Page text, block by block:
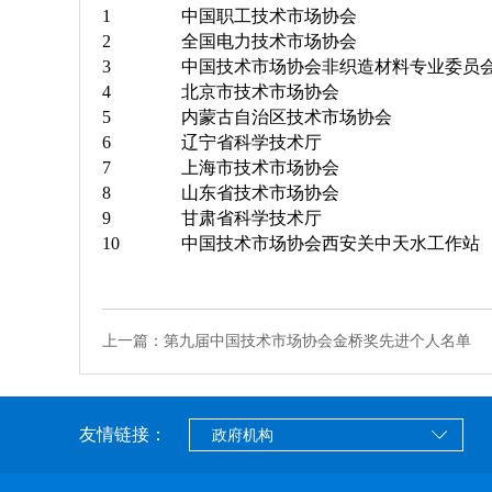
1
中国职工技术市场协会
2
全国电力技术市场协会
3
中国技术市场协会非织造材料专业委员
4
北京市技术市场协会
5
内蒙古自治区技术市场协会
6
辽宁省科学技术厅
7
上海市技术市场协会
8
山东省技术市场协会
9
甘肃省科学技术厅
10
中国技术市场协会西安关中天水工作站
上一篇：第九届中国技术市场协会金桥奖先进个人名单
友情链接：